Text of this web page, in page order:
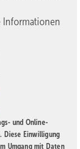
Informationen
und Online-
Diese Einwilligung
Umgang mit Daten